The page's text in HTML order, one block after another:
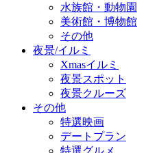
水族館・動物園
美術館・博物館
その他
夜景/イルミ
Xmasイルミ
夜景スポット
夜景クルーズ
その他
特選映画
デートプラン
特選グルメ